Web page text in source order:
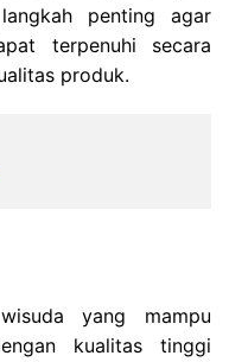
penting agar
terpenuhi secara
produk.
yang mampu
kualitas tinggi